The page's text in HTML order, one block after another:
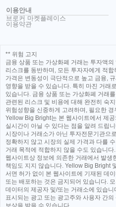
이용안내
브로커 마켓플레이스
이용약관
** 위험 고지
금융 상품 또는 가상화폐 거래는 투자액
리스크를 동반하며, 모든 투자자에게 적
가격은 변동성이 극단적으로 높고 금융,
영향을 받을 수 있습니다. 특히 마진 거래
있습니다. 금융 상품 또는 가상화폐 거래
관련된 리스크 및 비용에 대해 완전히 숙
위험성향을 신중하게 고려하며, 필요한
Yellow Big Bright는 본 웹사이트에서 제
실시간이 아닐 수 있다는 점을 알려 드립
시장이나 거래소가 아닌 투자전문기관으
정확하지 않고 시장의 실제 가격과 다를
거래 목적에 적합하지 않을 수도 있습니
웹사이트상 정보에 의존한 거래에서 발생
책임도 지지 않습니다. Yellow Big Bright
서면 허가 없이 본 웹사이트에 기재된 데
또는 배포하는 것은 금지되어 있습니다.
데이터의 제공자 및/또는 거래소에 있습
표시되는 광고 또는 광고주와 사용자 간
보상을 받을 수 있습니다.